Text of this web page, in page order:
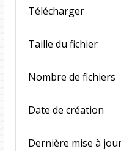
Télécharger
Taille du fichier
Nombre de fichiers
Date de création
Dernière mise à